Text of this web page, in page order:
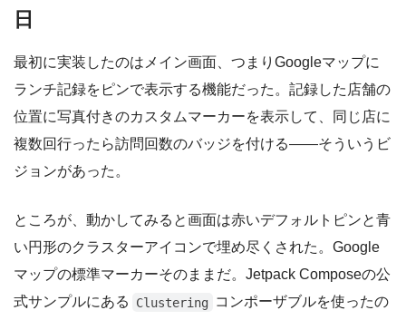
日
最初に実装したのはメイン画面、つまりGoogleマップに
ランチ記録をピンで表示する機能だった。記録した店舗の
位置に写真付きのカスタムマーカーを表示して、同じ店に
複数回行ったら訪問回数のバッジを付ける——そういうビ
ジョンがあった。
ところが、動かしてみると画面は赤いデフォルトピンと青
い円形のクラスターアイコンで埋め尽くされた。Google
マップの標準マーカーそのままだ。Jetpack Composeの公
式サンプルにある
Clustering
コンポーザブルを使ったの